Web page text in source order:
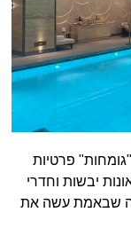
"גומחות" פרטיות
יבשות וחדרי
שבאמת עשה את